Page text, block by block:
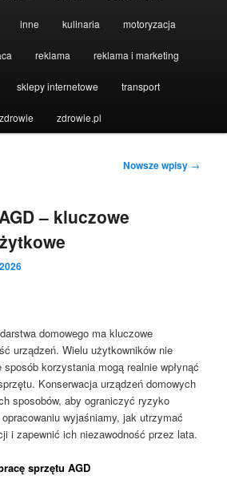
inne kulinaria motoryzacja
reklama reklama i marketing
sklepy internetowe transport
zdrowie zdrowie.pl
Nowsze wpisy →
– kluczowe
domowego ma kluczowe
urządzeń. Wielu użytkowników nie
korzystania mogą realnie wpłynąć
Konserwacja urządzeń domowych
sposobów, aby ograniczyć ryzyko
wyjaśniamy, jak utrzymać
i zapewnić ich niezawodność przez lata.
sprzętu AGD